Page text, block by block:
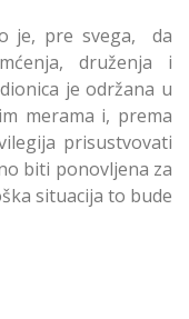
je, pre svega, da
druženja i
je održana u
merama i, prema
prisustvovati
biti ponovljena za
situacija to bude